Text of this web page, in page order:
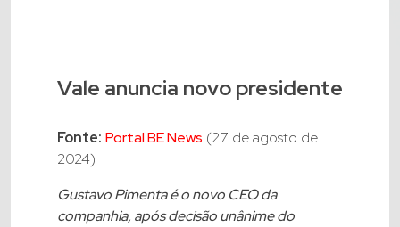
Vale anuncia novo presidente
Fonte: Portal BE News (27 de agosto de
2024)
Gustavo Pimenta é o novo CEO da
companhia, após decisão unânime do